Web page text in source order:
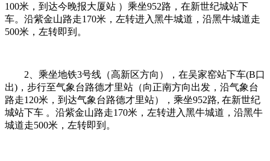
100米，到达今晚报大厦站 ）乘坐952路，在新世纪城站下
车。沿紫金山路走170米，左转进入黑牛城道，沿黑牛城道走
500米，左转即到。
2、乘坐地铁3号线（高新区方向），在吴家窑站下车(B口
出)，步行至气象台路德才里站（向正南方向出发，沿气象台
路走120米，到达气象台路德才里站），乘坐952路, 在新世纪
城站下车 。沿紫金山路走170米，左转进入黑牛城道，沿黑牛
城道走500米，左转即到。